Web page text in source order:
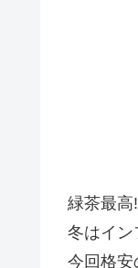
緑茶最高!
冬はイン
今回格安